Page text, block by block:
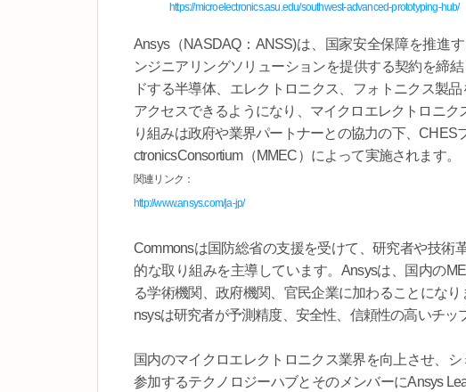
https://microelectronics.asu.edu/southwest-advanced-prototyping-hub/
Ansys（NASDAQ：ANSS)は、国家安全保障を推進
ンジニアリングソリューションを提供する契約を締
ドする半導体、エレクトロニクス、フォトニクス製
アクセスできるようになり、マイクロエレクトロニ
り組みは政府や業界パートナーとの協力の下、CHES
ctronicsConsortium（MMEC）によって実施されます。
関連リンク：
http://www.ansys.com/ja-jp/
Commonsは国防総省の支援を受けて、研究者や技
的な取り組みを主導しています。Ansysは、国内の
る学術機関、政府機関、官民企業に加わることにな
nsysは研究者が予測精度、安全性、信頼性の高いチッ
国内のマイクロエレクトロニクス業界を向上させ、
参加するテクノロジーハブとそのメンバーにAnsys